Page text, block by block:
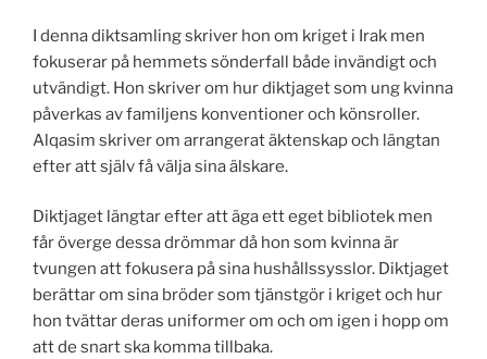
I denna diktsamling skriver hon om kriget i Irak men
fokuserar på hemmets sönderfall både invändigt och
utvändigt. Hon skriver om hur diktjaget som ung kvinna
påverkas av familjens konventioner och könsroller.
Alqasim skriver om arrangerat äktenskap och längtan
efter att själv få välja sina älskare.
Diktjaget längtar efter att äga ett eget bibliotek men
får överge dessa drömmar då hon som kvinna är
tvungen att fokusera på sina hushållssysslor. Diktjaget
berättar om sina bröder som tjänstgör i kriget och hur
hon tvättar deras uniformer om och om igen i hopp om
att de snart ska komma tillbaka.